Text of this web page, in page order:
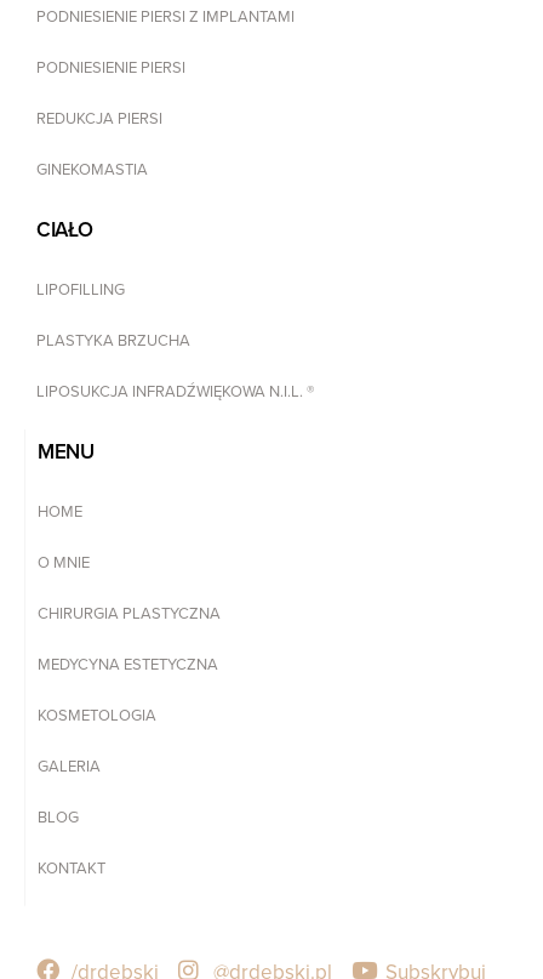
PODNIESIENIE PIERSI Z IMPLANTAMI
PODNIESIENIE PIERSI
REDUKCJA PIERSI
GINEKOMASTIA
CIAŁO
LIPOFILLING
PLASTYKA BRZUCHA
LIPOSUKCJA INFRADŹWIĘKOWA N.I.L. ®
MENU
HOME
O MNIE
CHIRURGIA PLASTYCZNA
MEDYCYNA ESTETYCZNA
KOSMETOLOGIA
GALERIA
BLOG
KONTAKT
/drdebski @drdebski.pl Subskrybuj